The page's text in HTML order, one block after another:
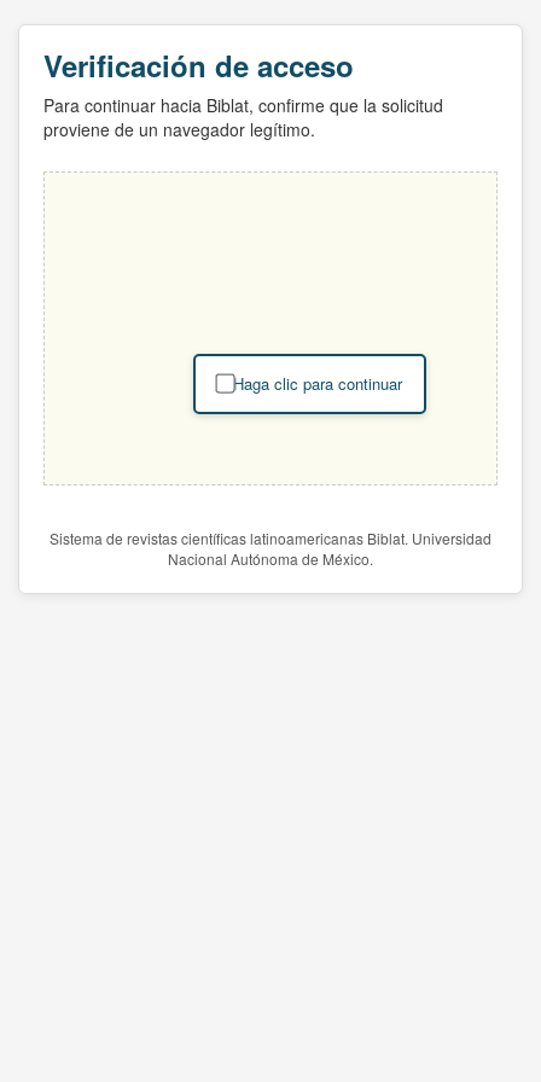
Verificación de acceso
Para continuar hacia Biblat, confirme que la solicitud
proviene de un navegador legítimo.
Haga clic para continuar
Sistema de revistas científicas latinoamericanas Biblat. Universidad
Nacional Autónoma de México.